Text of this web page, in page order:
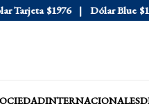
$1976 Dólar Blue $1530
INTERNACIONALES